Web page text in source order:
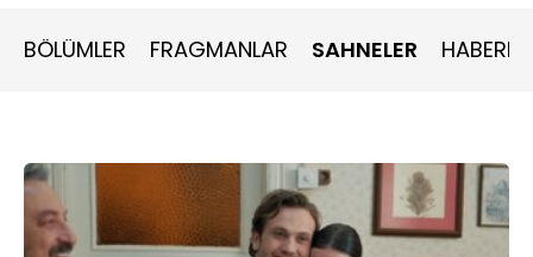
BÖLÜMLER FRAGMANLAR SAHNELER